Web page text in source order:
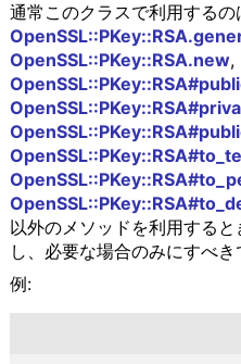
通常このクラスで利用するの
OpenSSL::PKey::RSA.new,
以外のメソッドを利用する
し、必要な場合のみにすべき
例: